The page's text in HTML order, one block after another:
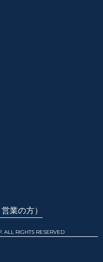
業の方）
ALL RIGHTS RESERVED